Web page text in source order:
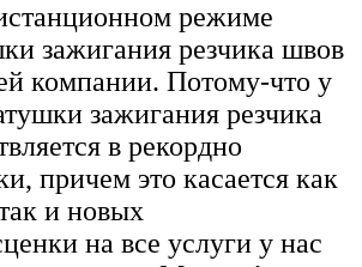
режиме
зажигания резчика швов
компании. Потому-что у
зажигания резчика
в рекордно
причем это касается как
и новых
на все услуги у нас